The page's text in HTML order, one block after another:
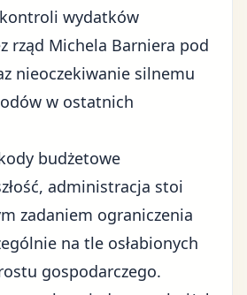
wydatków
rząd Michela Barniera pod
nieoczekiwanie silnemu
w ostatnich
budżetowe
administracja stoi
zadaniem ograniczenia
na tle osłabionych
gospodarczego.